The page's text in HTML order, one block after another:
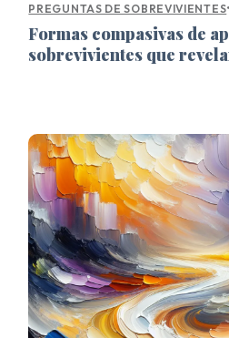
PREGUNTAS DE SOBREVIVIENTES•
Formas compasivas de
sobrevivientes que